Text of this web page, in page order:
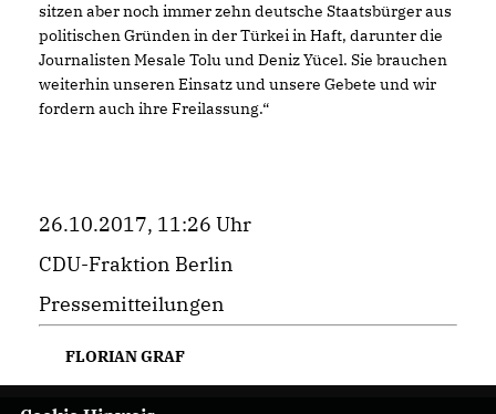
sitzen aber noch immer zehn deutsche Staatsbürger aus
politischen Gründen in der Türkei in Haft, darunter die
Journalisten Mesale Tolu und Deniz Yücel. Sie brauchen
weiterhin unseren Einsatz und unsere Gebete und wir
fordern auch ihre Freilassung.“
26.10.2017, 11:26 Uhr
CDU-Fraktion Berlin
Pressemitteilungen
FLORIAN GRAF